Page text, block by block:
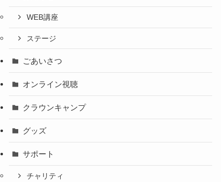
WEB講座
ステージ
ごあいさつ
オンライン視聴
クラウンキャンプ
グッズ
サポート
チャリティ